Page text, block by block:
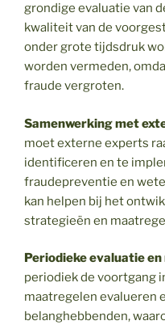
grondige evaluatie van
kwaliteit van de
onder grote tijdsdruk
worden vermeden,
fraude vergroten.
Samenwerking met
moet externe experts
identificeren en te
fraudepreventie en
kan helpen bij het
strategieën en
Periodieke evaluatie
periodiek de voortgang
maatregelen evalueren
belanghebbenden,